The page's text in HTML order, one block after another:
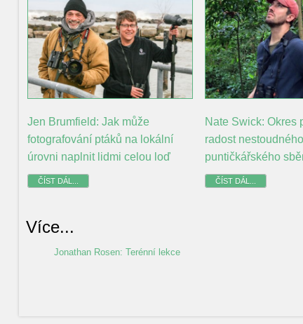
Jen Brumfield: Jak může
fotografování ptáků na lokální
úrovni naplnit lidmi celou loď
ČÍST DÁL...
Nate Swick: Okres
radost
puntičkářského
ČÍST DÁL...
Více...
Jonathan Rosen: Terénní lekce